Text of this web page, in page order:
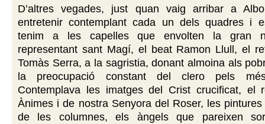
D’altres vegades, just quan vaig arribar a
entretenir contemplant cada un dels quadres i
tenim a les capelles que envolten la gran
representant sant Magí, el beat Ramon Llull, el
Tomàs Serra, a la sagristia, donant almoina als
la preocupació constant del clero pels
Contemplava les imatges del Crist crucificat, el
Ànimes i de nostra Senyora del Roser, les
de les columnes, els àngels que pareixen